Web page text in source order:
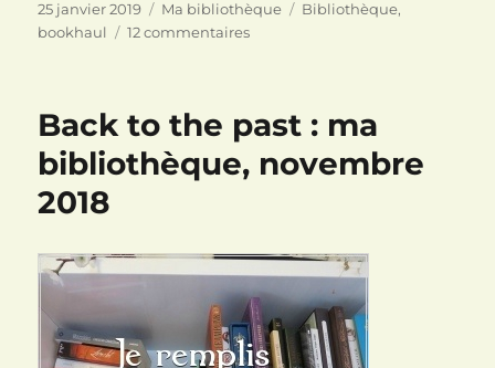
Publié
le
25 janvier 2019 Catégories
Ma bibliothèque Étiquettes
Bibliothèque,
bookhaul
12 commentairessur
2018
Back to the past : ma
bibliothèque, novembre
2018